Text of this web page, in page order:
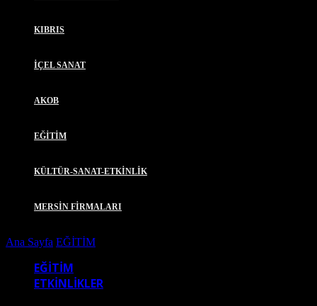
KIBRIS
İÇEL SANAT
AKOB
EĞİTİM
KÜLTÜR-SANAT-ETKİNLİK
MERSİN FİRMALARI
Ana Sayfa EĞİTİM
EĞİTİM
ETKİNLİKLER